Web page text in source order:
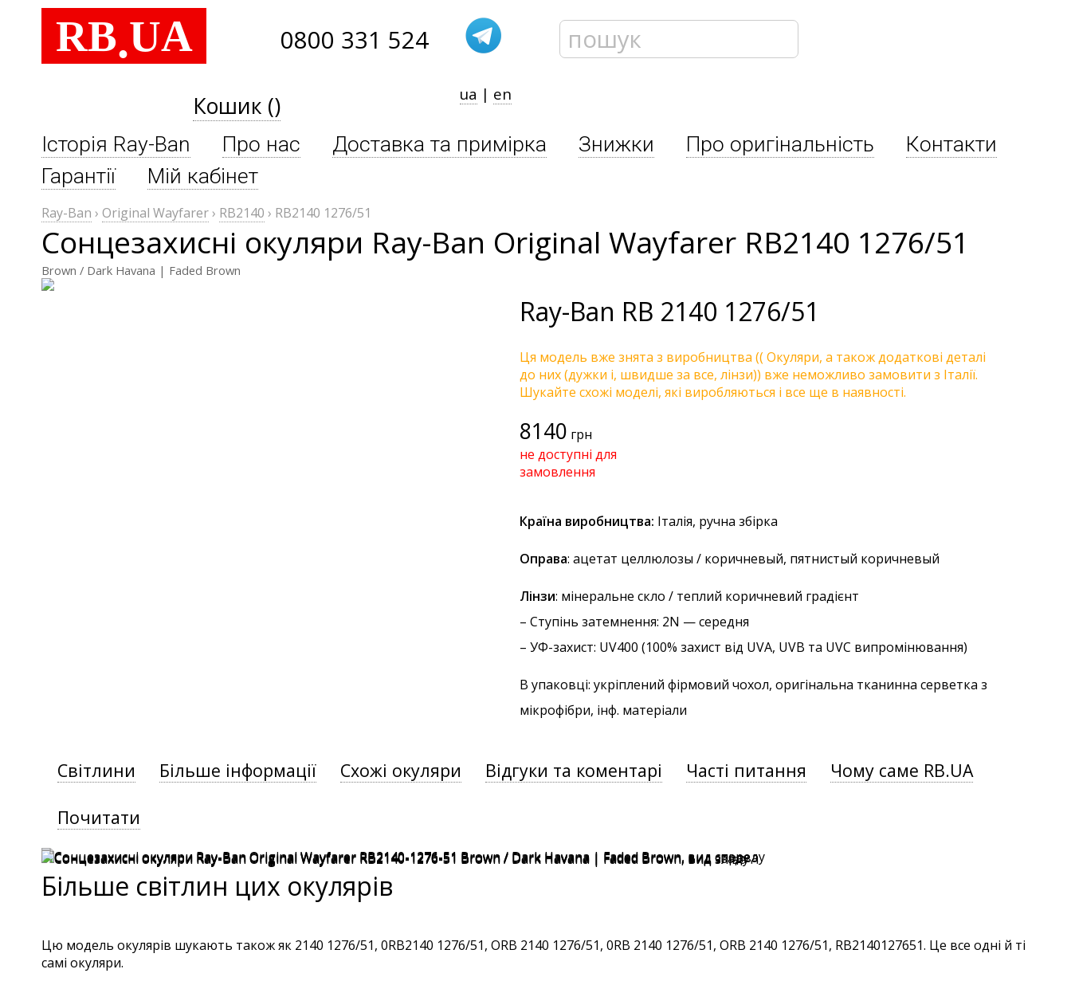
RB.UA 0800 331 524
Кошик () ua | en
Історія Ray-Ban Про нас Доставка та примірка Знижки Про оригінальність
Контакти
Гарантії
Мій кабінет
Ray-Ban › Original Wayfarer› RB2140 › RB2140 1276/51
Сонцезахисні окуляри Ray-Ban Original Wayfarer RB2140 1276/51
Brown / Dark Havana | Faded Brown
Ray-Ban RB 2140 1276/51
Ця модель вже знята з виробництва (( Окуляри, а також додаткові деталі
до них (дужки і, швидше за все, лінзи)) вже неможливо замовити з Італії.
Шукайте схожі моделі, які виробляються і все ще в наявності.
8140 грн
не доступні для
замовлення
Країна виробництва: Італія, ручна збірка
Оправа: ацетат целлюлозы / коричневый, пятнистый коричневый
Лінзи: мінеральне скло / теплий коричневий градієнт
– Ступінь затемнення: 2N — середня
– УФ-захист: UV400 (100% захист від UVA, UVB та UVC випромінювання)
В упаковці: укріплений фірмовий чохол, оригінальна тканинна серветка з
мікрофібри, інф. матеріали
Світлини Більше інформації Схожі окуляри Відгуки та коментарі Часті питання Чому саме RB.UA
Почитати
Більше світлин цих окулярів
Цю модель окулярів шукають також як 2140 1276/51, 0RB2140 1276/51, ORB 2140 1276/51, 0RB 2140 1276/51, ORB 2140 1276/51, RB2140127651. Це все одні й ті
самі окуляри.